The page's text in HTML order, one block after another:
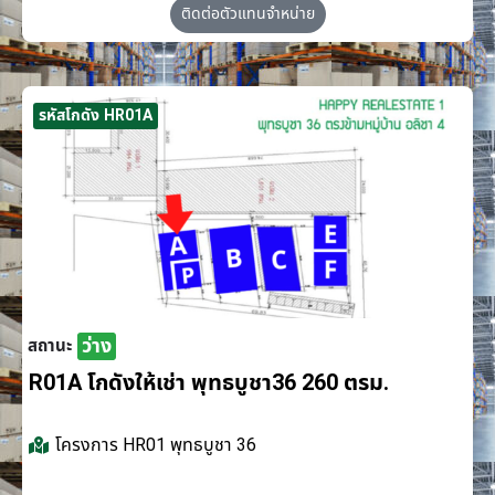
ติดต่อตัวแทนจำหน่าย
รหัสโกดัง HR01A
สถานะ ว่าง
R01A โกดังให้เช่า พุทธบูชา36 260 ตรม.
โครงการ HR01 พุทธบูชา 36